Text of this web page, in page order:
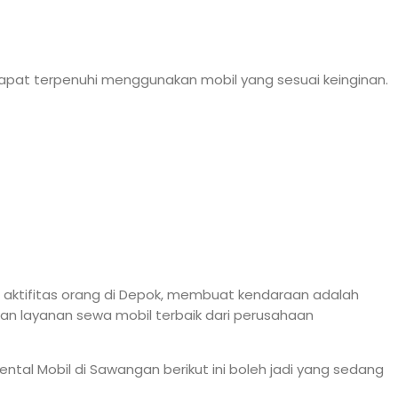
terpenuhi menggunakan mobil yang sesuai keinginan.
orang di Depok, membuat kendaraan adalah
layanan sewa mobil terbaik dari perusahaan
Mobil di Sawangan berikut ini boleh jadi yang sedang